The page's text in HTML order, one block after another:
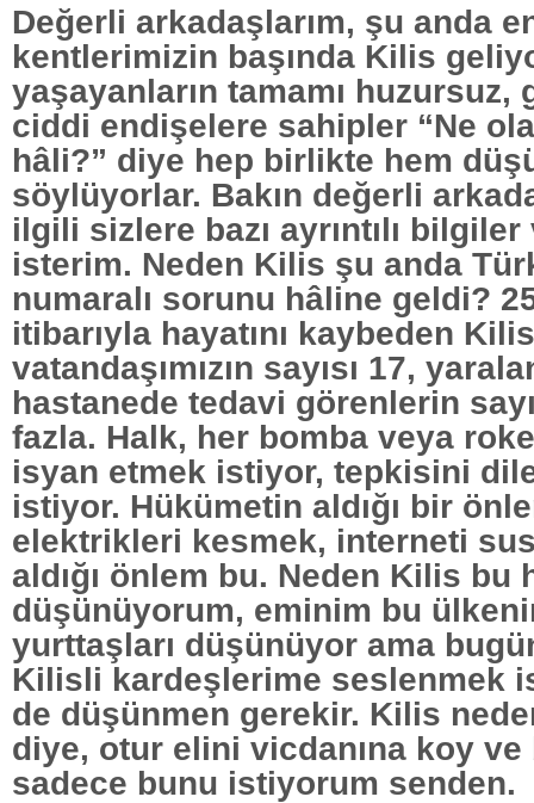
Değerli arkadaşlarım, şu anda
kentlerimizin başında Kilis
yaşayanların tamamı huzursuz,
ciddi endişelere sahipler “Ne
hâli?” diye hep birlikte hem
söylüyorlar. Bakın değerli
ilgili sizlere bazı ayrıntılı
isterim. Neden Kilis şu anda
numaralı sorunu hâline geldi?
itibarıyla hayatını kaybeden
vatandaşımızın sayısı 17,
hastanede tedavi görenlerin
fazla. Halk, her bomba veya
isyan etmek istiyor, tepkisini
istiyor. Hükümetin aldığı bir
elektrikleri kesmek, interneti
aldığı önlem bu. Neden Kilis bu
düşünüyorum, eminim bu
yurttaşları düşünüyor ama
Kilisli kardeşlerime seslenmek
de düşünmen gerekir. Kilis
diye, otur elini vicdanına koy
sadece bunu istiyorum senden.